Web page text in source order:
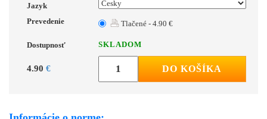
Jazyk
Prevedenie
Tlačené - 4.90 €
Dostupnosť SKLADOM
4.90 € DO KOŠÍKA